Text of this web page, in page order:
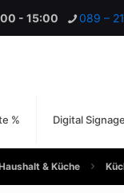
- 15:00 089 –
% Digital Signage
& Küche